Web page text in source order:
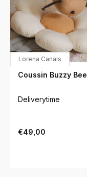
Lorena Canals
Coussin Buzzy Bee
Deliverytime
€49,00